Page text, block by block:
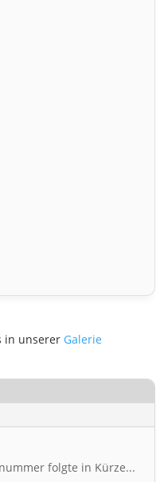
in unserer Galerie
folgte in Kürze...